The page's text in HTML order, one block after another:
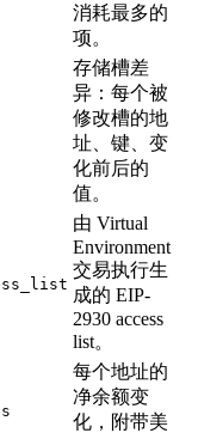
消耗最多的
项。
存储槽差
异：每个被
修改槽的地
址、键、变
化前后的
值。
由 Virtual
Environment
交易执行生
成的 EIP-
2930 access
list。
每个地址的
净余额变
化，附带美